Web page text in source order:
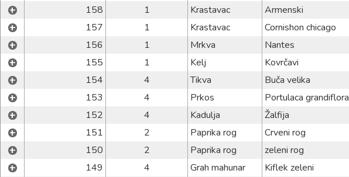
+ 158 1 Krastavac Armenski
+ 157 1 Krastavac Cornishon chicago
+ 156 1 Mrkva Nantes
+ 155 1 Kelj Kovrčavi
+ 154 4 Tikva Buča velika
+ 153 4 Prkos Portulaca grandiflora
+ 152 4 Kadulja Žalfija
+ 151 2 Paprika rog Crveni rog
+ 150 2 Paprika rog zeleni rog
+ 149 4 Grah mahunar Kiflek zeleni